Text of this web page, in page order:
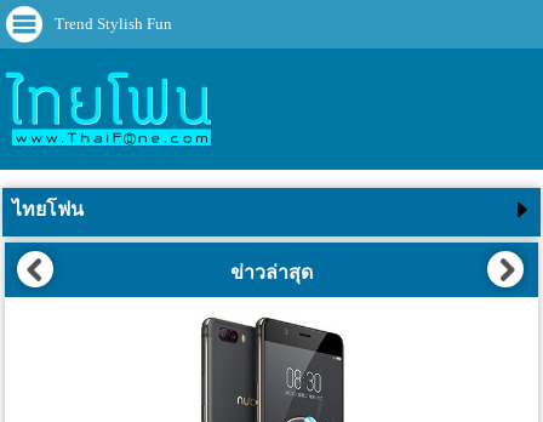
Trend Stylish Fun
ไทยโฟน
ข่าวล่าสุด